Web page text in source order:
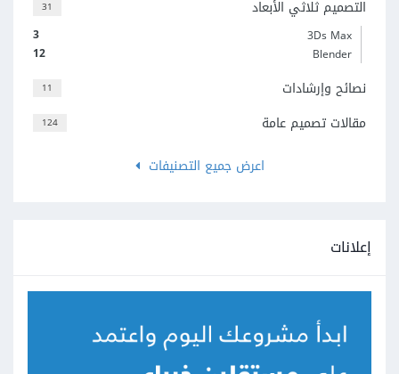
31 التصميم ثلاثي الأبعاد
3
3Ds Max
12
Blender
11 نصائح وإرشادات
124
مقالات تصميم عامة
اعرض جميع التصنيفات
إعلانات